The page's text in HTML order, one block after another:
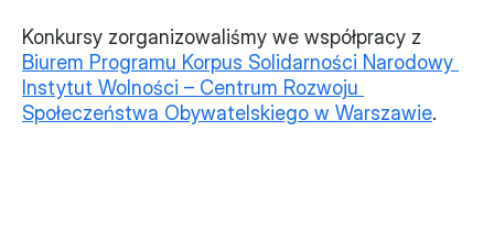
Biurem Programu Korpus Solidarności Narodowy
Instytut Wolności – Centrum Rozwoju
Społeczeństwa Obywatelskiego w Warszawie.